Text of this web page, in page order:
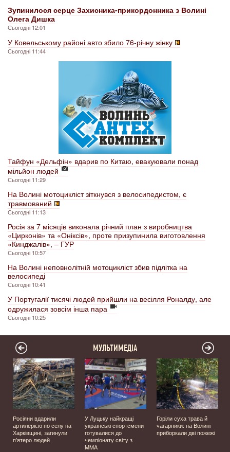
Зупинилося серце Захисника-прикордонника з Волині
Олега Дишка
Сьогодні 12:01
У Ковельському районі авто збило 76-річну жінку
Сьогодні 11:44
Тайфун «Дельфін» вдарив по Китаю, евакуювали понад
мільйон людей
Сьогодні 11:29
На Волині мотоцикліст зіткнувся з велосипедистом, є
травмований
Сьогодні 11:13
Росія за 7 місяців виконала річний план з виробництва
«Цирконів» та «Оніксів», проте призупинила виготовлення
«Кинджалів», – ГУР
Сьогодні 10:57
На Волині неповнолітній мотоцикліст збив підлітка на
велосипеді
Сьогодні 10:41
У Португалії тисячі людей прийшли на весілля Роналду, але
одружилася зовсім інша пара
Сьогодні 10:25
МУЛЬТИМЕДІА
Росіяни вдарили
артилерією по селу на
Харківщині, загинули
п’ятеро людей
У Луцьку найкращі
українські спортсмени
готувалися до
чемпіонату світу з
MMA
Горіли суха трава й
чагарники: на Волині
приборкали дві пожежі